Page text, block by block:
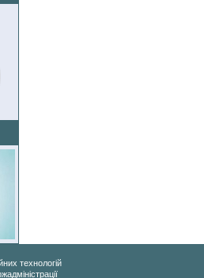
технологій